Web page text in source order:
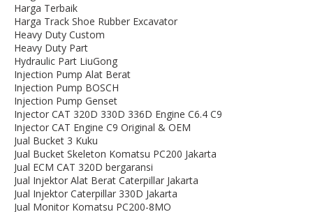
Harga Terbaik
Harga Track Shoe Rubber Excavator
Heavy Duty Custom
Heavy Duty Part
Hydraulic Part LiuGong
Injection Pump Alat Berat
Injection Pump BOSCH
Injection Pump Genset
Injector CAT 320D 330D 336D Engine C6.4 C9
Injector CAT Engine C9 Original & OEM
Jual Bucket 3 Kuku
Jual Bucket Skeleton Komatsu PC200 Jakarta
Jual ECM CAT 320D bergaransi
Jual Injektor Alat Berat Caterpillar Jakarta
Jual Injektor Caterpillar 330D Jakarta
Jual Monitor Komatsu PC200-8MO